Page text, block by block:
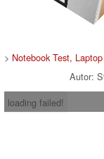
> Notebook Test,
Autor:
loading failed!